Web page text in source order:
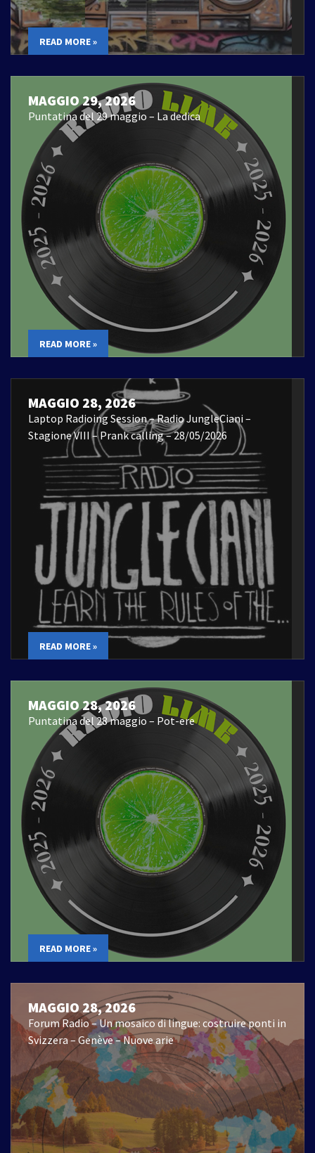
READ MORE »
MAGGIO 29, 2026
Puntatina del 29 maggio – La dedica
READ MORE »
MAGGIO 28, 2026
Laptop Radioing Session – Radio JungleCiani –
Stagione VIII – Prank calling – 28/05/2026
READ MORE »
MAGGIO 28, 2026
Puntatina del 28 maggio – Pot-ere
READ MORE »
MAGGIO 28, 2026
Forum Radio – Un mosaico di lingue: costruire ponti in
Svizzera – Genève – Nuove arie